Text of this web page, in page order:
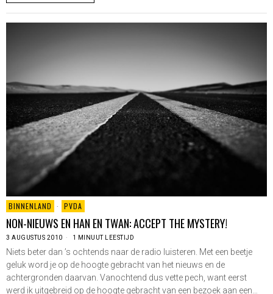
BINNENLAND · PVDA
NON-NIEUWS EN HAN EN TWAN: ACCEPT THE MYSTERY!
3 AUGUSTUS 2010 1 MINUUT LEESTIJD
Niets beter dan ’s ochtends naar de radio luisteren. Met een beetje
geluk word je op de hoogte gebracht van het nieuws en de
achtergronden daarvan. Vanochtend dus vette pech, want eerst
werd ik uitgebreid op de hoogte gebracht van een bezoek aan een…